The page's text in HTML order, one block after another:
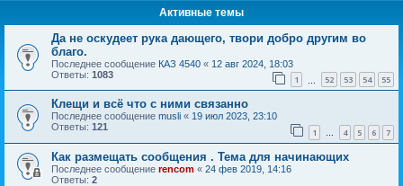
Активные темы
Да не оскудеет рука дающего, твори добро другим во
благо.
Последнее сообщение КАЗ 4540 « 12 авг 2024, 18:03
Ответы: 1083 1 52 53 54 55
Клещи и всё что с ними связанно
Последнее сообщение musli « 19 июл 2023, 23:10
Ответы: 121 1 … 4 5 6 7
Как размещать сообщения . Тема для начинающих
Последнее сообщение rencom « 24 фев 2019, 14:16
Ответы: 2